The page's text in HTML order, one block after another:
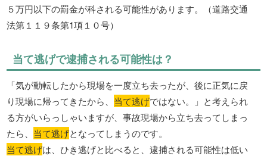
５万円以下の罰金が科される可能性があります。（道路交通
法第１１９条第1項１０号）
当て逃げで逮捕される可能性は？
「気が動転したから現場を一度立ち去ったが、後に正気に戻
り現場に帰ってきたから、 当て逃げではない。」と考えられ
る方がいらっしゃいますが、事故現場から立ち去ってしまっ
たら、 当て逃げとなってしまうのです。
当て逃げは、ひき逃げと比べると、逮捕される可能性は低い